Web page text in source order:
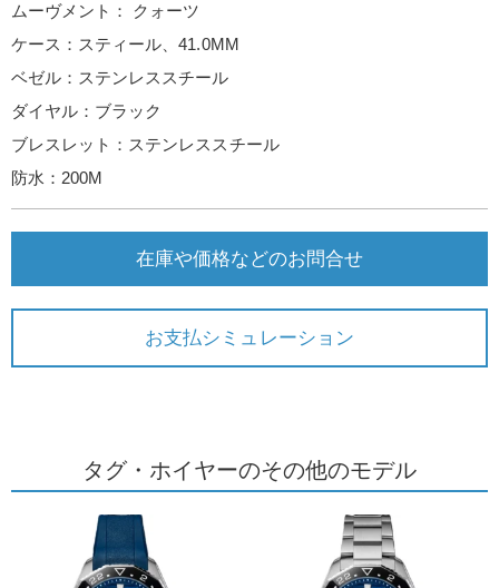
ムーヴメント： クォーツ
ケース：スティール、41.0MM
ベゼル：ステンレススチール
ダイヤル：ブラック
ブレスレット：ステンレススチール
防水：200M
在庫や価格などのお問合せ
お支払シミュレーション
タグ・ホイヤーのその他のモデル